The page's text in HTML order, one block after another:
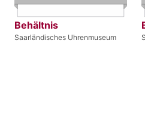
Behältnis
Saarländisches Uhrenmuseum